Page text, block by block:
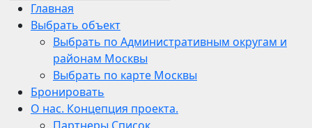
Главная
Выбрать объект
Выбрать по Административным округам и
районам Москвы
Выбрать по карте Москвы
Бронировать
О нас. Концепция проекта.